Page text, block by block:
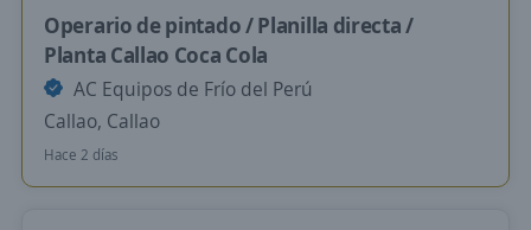
Operario de pintado / Planilla directa /
Planta Callao Coca Cola
AC Equipos de Frío del Perú
Callao, Callao
Hace 2 días